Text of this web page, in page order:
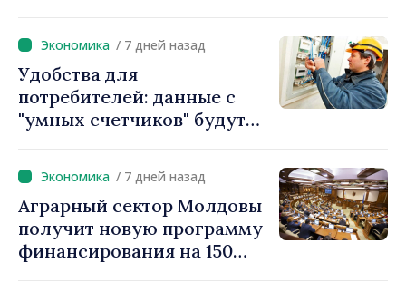
использованием
ускоренных процедур
получения разрешений
/ 7 дней назад
Удобства для
потребителей: данные с
"умных счетчиков" будут
и обрабатываться
автоматически/ 7 дней назад
Аграрный сектор Молдовы
получит новую программу
финансирования на 150